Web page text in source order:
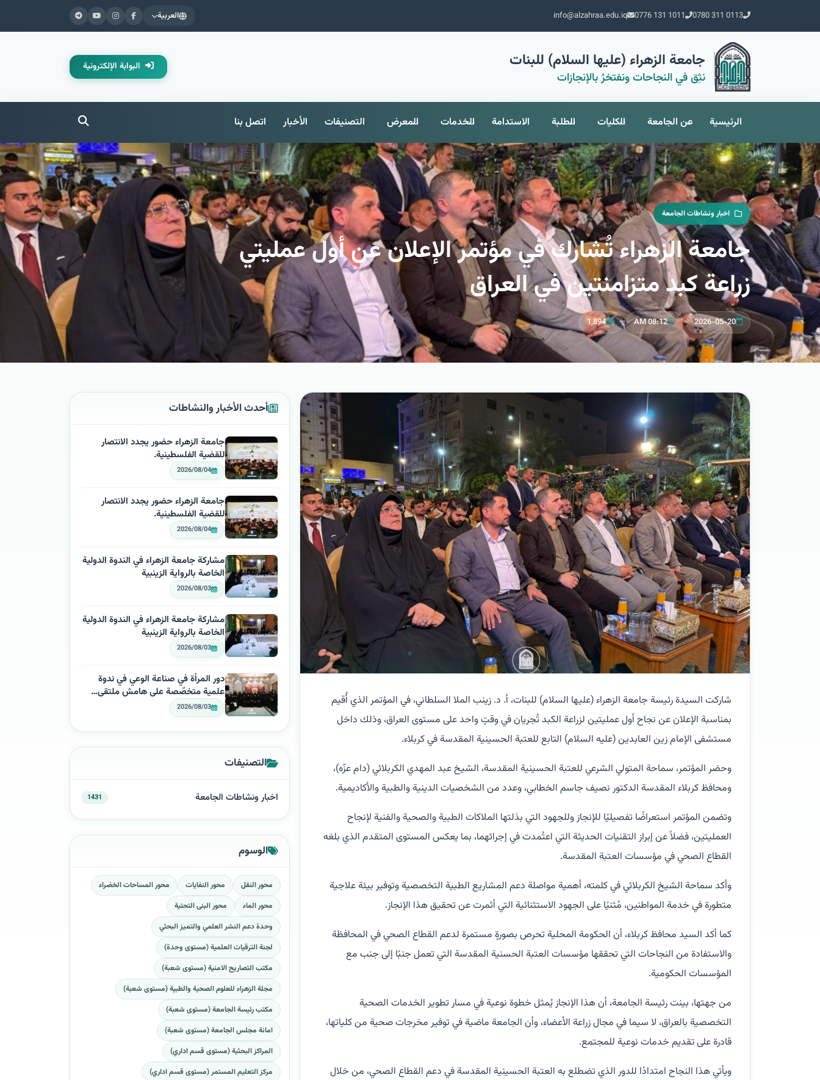
0780 311 0113
0776 131 1011
info@alzahraa.edu.iq العربية
جامعة الزهراء (عليها السلام) للبنات
نثِق في النجاحات ونفتخرُ بالإنجازات
البوابة الإلكترونية
الرئيسية عن الجامعة الكليات الطلبة الاستدامة الخدمات المعرض التصنيفات الأخبار اتصل بنا
اخبار ونشاطات الجامعة
جامعة الزهراء تُشارك في مؤتمر الإعلان عن أول عمليتي
زراعة كبد متزامنتين في العراق
2026-05-20
•
08:12 AM
•
1,894
شاركت السيدة رئيسة جامعة الزهراء (عليها السلام) للبنات، أ. د. زينب الملا السلطاني، في المؤتمر الذي أُقيم
بمناسبة الإعلان عن نجاح أول عمليتين لزراعة الكبد تُجريان في وقتٍ واحد على مستوى العراق، وذلك داخل
مستشفى الإمام زين العابدين (عليه السلام) التابع للعتبة الحسينية المقدسة في كربلاء.
وحضر المؤتمر، سماحة المتولي الشرعي للعتبة الحسينية المقدسة، الشيخ عبد المهدي الكربلائي (دام عزّه)،
ومحافظ كربلاء المقدسة الدكتور نصيف جاسم الخطابي، وعدد من الشخصيات الدينية والطبية والأكاديمية.
وتضمن المؤتمر استعراضًا تفصيليًا للإنجاز وللجهود التي بذلتها الملاكات الطبية والصحية والفنية لإنجاح
العمليتين، فضلاً عن إبراز التقنيات الحديثة التي اعتُمدت في إجرائهما، بما يعكس المستوى المتقدم الذي بلغه
القطاع الصحي في مؤسسات العتبة المقدسة.
وأكد سماحة الشيخ الكربلائي في كلمته، أهمية مواصلة دعم المشاريع الطبية التخصصية وتوفير بيئة علاجية
متطورة في خدمة المواطنين، مُثنيًا على الجهود الاستثنائية التي أثمرت عن تحقيق هذا الإنجاز.
كما أكد السيد محافظ كربلاء، أن الحكومة المحلية تحرص بصورةٍ مستمرة لدعم القطاع الصحي في المحافظة
والاستفادة من النجاحات التي تحققها مؤسسات العتبة الحسنية المقدسة التي تعمل جنبًا إلى جنب مع
المؤسسات الحكومية.
من جهتها، بينت رئيسة الجامعة، أن هذا الإنجاز يُمثل خطوة نوعية في مسار تطوير الخدمات الصحية
التخصصية بالعراق، لا سيما في مجال زراعة الأعضاء، وأن الجامعة ماضية في توفير مخرجات صحية من كلياتها،
قادرة على تقديم خدمات نوعية للمجتمع.
ويأتي هذا النجاح امتدادًا للدور الذي تضطلع به العتبة الحسينية المقدسة في دعم القطاع الصحي، من خلال
أحدث الأخبار والنشاطات
جامعة الزهراء حضور يجدد الانتصار
للقضية الفلسطينية.
2026/08/04
جامعة الزهراء حضور يجدد الانتصار
للقضية الفلسطينية.
2026/08/04
مشاركة جامعة الزهراء في الندوة الدولية
الخاصة بالرواية الزينبية
2026/08/03
مشاركة جامعة الزهراء في الندوة الدولية
الخاصة بالرواية الزينبية
2026/08/03
دور المرأة في صناعة الوعي في ندوة
علمية متخصّصة على هامش ملتقى…
2026/08/03
التصنيفات
اخبار ونشاطات الجامعة 1431
الوسوم
محور النقل محور النفايات
محور المساحات الخضراء
محور الماء
محور البنى التحتية
وحدة دعم النشر العلمي والتميز البحثي
لجنة الترقيات العلمية (مستوى وحدة)
مكتب التصاريح الامنية (مستوى شعبة)
مجلة الزهراء للعلوم الصحية والطبية (مستوى شعبة)
مكتب رئيسة الجامعة (مستوى شعبة)
امانة مجلس الجامعة (مستوى شعبة)
المراكز البحثية (مستوى قسم اداري)
مركز التعليم المستمر (مستوى قسم اداري)